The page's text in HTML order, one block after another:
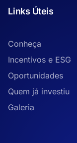
Links Úteis
Conheça
Incentivos e ESG
Oportunidades
Quem já investiu
Galeria